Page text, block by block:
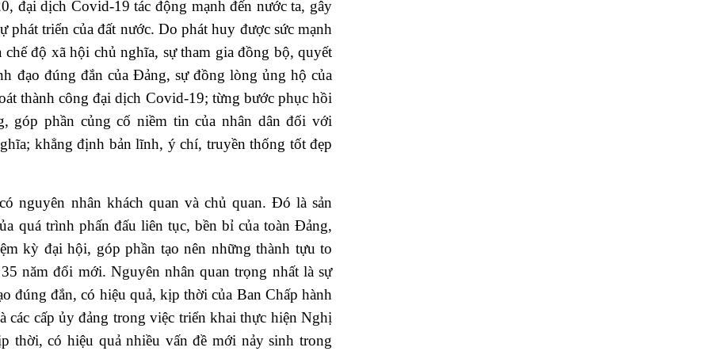
đại dịch Covid-19 tác động mạnh đến nước ta, gây
phát triển của đất nước. Do phát huy được sức mạnh
độ xã hội chủ nghĩa, sự tham gia đồng bộ, quyết
đạo đúng đắn của Đảng, sự đồng lòng ủng hộ của
thành công đại dịch Covid-19; từng bước phục hồi
góp phần củng cố niềm tin của nhân dân đối với
khẳng định bản lĩnh, ý chí, truyền thống tốt đẹp
nguyên nhân khách quan và chủ quan. Đó là sản
quá trình phấn đấu liên tục, bền bỉ của toàn Đảng,
kỳ đại hội, góp phần tạo nên những thành tựu to
năm đổi mới. Nguyên nhân quan trọng nhất là sự
đúng đắn, có hiệu quả, kịp thời của Ban Chấp hành
cấp ủy đảng trong việc triển khai thực hiện Nghị
có hiệu quả nhiều vấn đề mới nảy sinh trong